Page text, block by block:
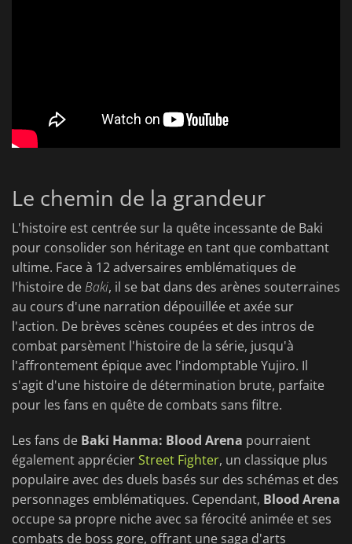
Le chemin de la grandeur
L'histoire est centrée sur la quête incessante de Baki
pour consolider son héritage en tant que combattant
ultime. Face à 12 adversaires emblématiques de
l'histoire deBaki, il se bat dans des arènes souterraines
au cours d'une narration dépouillée et axée sur
l'action. De brèves scènes coupées et des intros de
combat parsèment l'histoire de la série, jusqu'à
l'affrontement épique avec l'indomptable Yujiro. Il
s'agit d'une histoire de détermination brute, parfaite
pour les fans en quête de combats sans filtre.
Les fans de Baki Hanma: Blood Arena pourraient
également apprécierStreet Fighter, un classique plus
populaire avec des duels basés sur des schémas et des
personnages emblématiques. Cependant, Blood Arena
occupe sa propre niche avec sa férocité animée et ses
combats de boss gore, offrant une saga d'arts